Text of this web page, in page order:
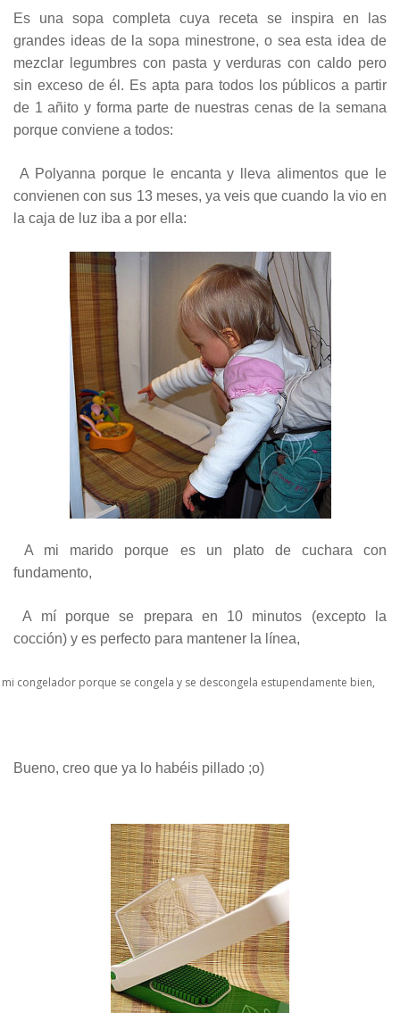
Es una sopa completa cuya receta se inspira en las
grandes ideas de la sopa minestrone, o sea esta idea de
mezclar legumbres con pasta y verduras con caldo pero
sin exceso de él. Es apta para todos los públicos a partir
de 1 añito y forma parte de nuestras cenas de la semana
porque conviene a todos:
A Polyanna porque le encanta y lleva alimentos que le
convienen con sus 13 meses, ya veis que cuando la vio en
la caja de luz iba a por ella:
A mi marido porque es un plato de cuchara con
fundamento,
A mí porque se prepara en 10 minutos (excepto la
cocción) y es perfecto para mantener la línea,
mi congelador porque se congela y se descongela estupendamente bien,
Bueno, creo que ya lo habéis pillado ;o)